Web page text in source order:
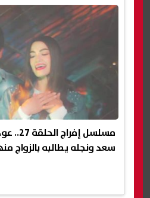
مسلسل
سعد ونجله يطالبه بالزواج